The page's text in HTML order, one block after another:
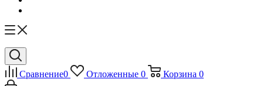
Сравнение0 Отложенные 0 Корзина 0